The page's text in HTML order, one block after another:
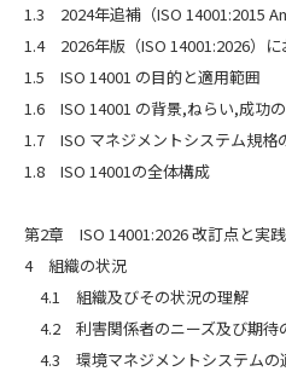
1.3 2024年追補（ISO 14001:2015
1.4 2026年版（ISO 14001:2026）に
1.5 ISO 14001 の目的と適用範囲
1.6 ISO 14001 の背景,ねらい,成功
1.7 ISO マネジメントシステム規格
1.8 ISO 14001の全体構成
第2章 ISO 14001:2026 改訂点と実
4 組織の状況
4.1 組織及びその状況の理解
4.2 利害関係者のニーズ及び期待
4.3 環境マネジメントシステムの